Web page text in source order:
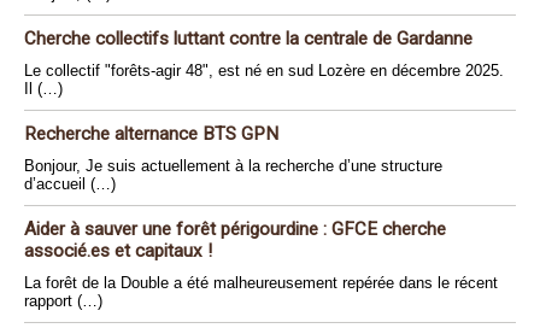
Cherche collectifs luttant contre la centrale de Gardanne
Le collectif "forêts-agir 48", est né en sud Lozère en décembre 2025.
Il (…)
Recherche alternance BTS GPN
Bonjour, Je suis actuellement à la recherche d’une structure
d’accueil (…)
Aider à sauver une forêt périgourdine : GFCE cherche
associé.es et capitaux !
La forêt de la Double a été malheureusement repérée dans le récent
rapport (…)